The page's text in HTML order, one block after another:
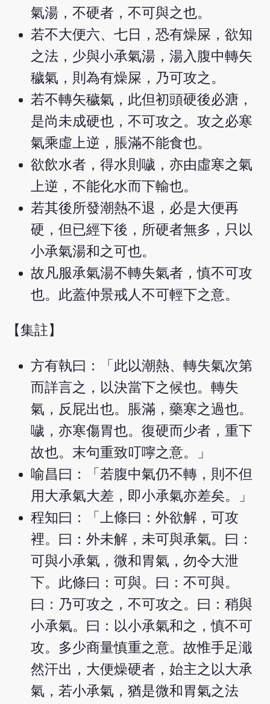
氣湯，不硬者，不可與之也。
若不大便六、七日，恐有燥屎，欲知
之法，少與小承氣湯，湯入腹中轉矢
穢氣，則為有燥屎，乃可攻之。
若不轉矢穢氣，此但初頭硬後必溏，
是尚未成硬也，不可攻之。攻之必寒
氣乘虛上逆，脹滿不能食也。
欲飲水者，得水則噦，亦由虛寒之氣
上逆，不能化水而下輸也。
若其後所發潮熱不退，必是大便再
硬，但已經下後，所硬者無多，只以
小承氣湯和之可也。
故凡服承氣湯不轉失氣者，慎不可攻
也。此蓋仲景戒人不可輕下之意。
【集註】
方有執曰：「此以潮熱、轉失氣次第
而詳言之，以決當下之候也。轉失
氣，反屁出也。脹滿，藥寒之過也。
噦，亦寒傷胃也。復硬而少者，重下
故也。末句重致叮嚀之意。」
喻昌曰：「若腹中氣仍不轉，則不但
用大承氣大差，即小承氣亦差矣。」
程知曰：「上條曰：外欲解，可攻
裡。曰：外未解，未可與承氣。曰：
可與小承氣，微和胃氣，勿令大泄
下。此條曰：可與。曰：不可與。
曰：乃可攻之，不可攻之。曰：稍與
小承氣。曰：以小承氣和之，慎不可
攻。多少商量慎重之意。故惟手足濈
然汗出，大便燥硬者，始主之以大承
氣，若小承氣，猶是微和胃氣之法